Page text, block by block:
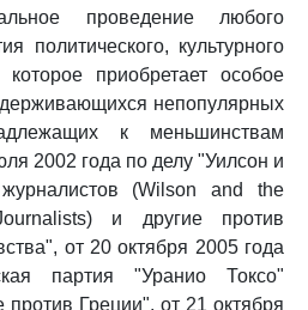
проведение любого
политического, культурного
приобретает особое
непопулярных
к меньшинствам
2002 года по делу "Уилсон и
(Wilson and the
и другие против
от 20 октября 2005 года
партия "Уранио Токсо"
против Греции", от 21 октября